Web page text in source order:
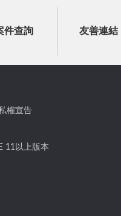
件查詢 友善連結
權宣告
11以上版本